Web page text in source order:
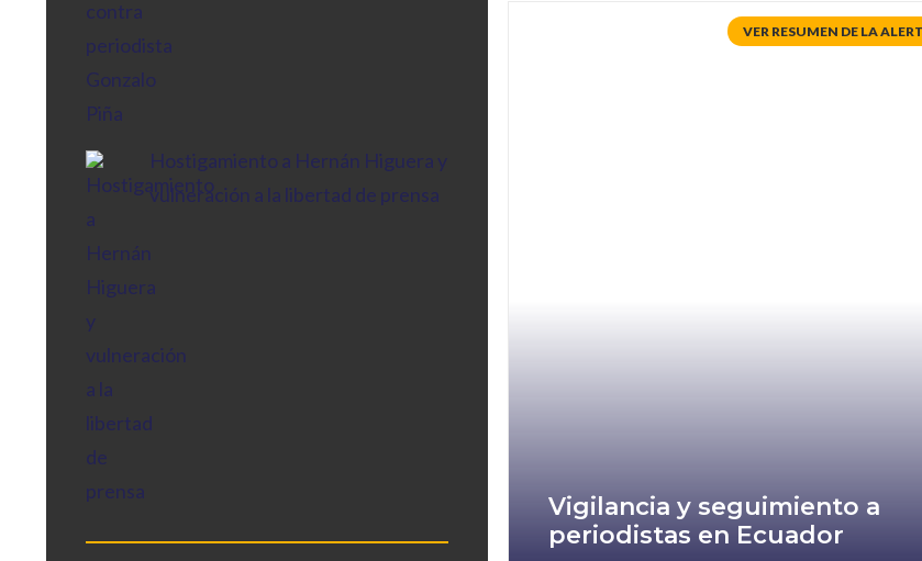
Hostigamiento a Hernán Higuera y
vulneración a la libertad de prensa
Vigilancia y seguimiento a
periodistas en Ecuador